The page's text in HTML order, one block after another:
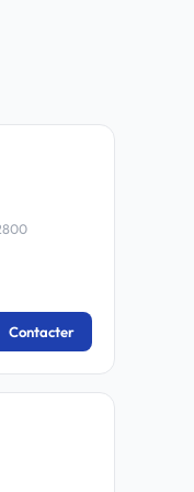
Contacter